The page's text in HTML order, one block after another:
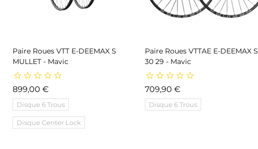
Paire Roues VTT E-DEEMAX S
MULLET - Mavic
899,00 €
Disque 6 Trous
Disque Center Lock
Paire Roues VTTAE E-DEEMAX S
30 29 - Mavic
709,90 €Prix
Disque 6 Trous